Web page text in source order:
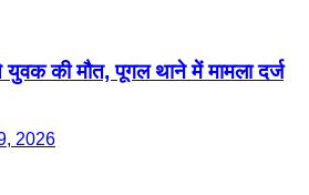
की मौत, पूगल थाने में मामला दर्ज
2026